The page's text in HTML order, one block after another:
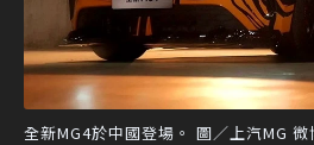
全新MG4於中國登場。 圖／上汽MG 微